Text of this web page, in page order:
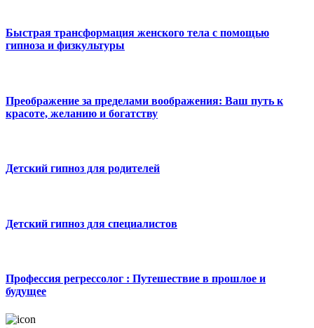
Быстрая трансформация женского тела с помощью
гипноза и физкультуры
Преображение за пределами воображения: Ваш путь к
красоте, желанию и богатству
Детский гипноз для родителей
Детский гипноз для специалистов
Профессия регрессолог : Путешествие в прошлое и
будущее